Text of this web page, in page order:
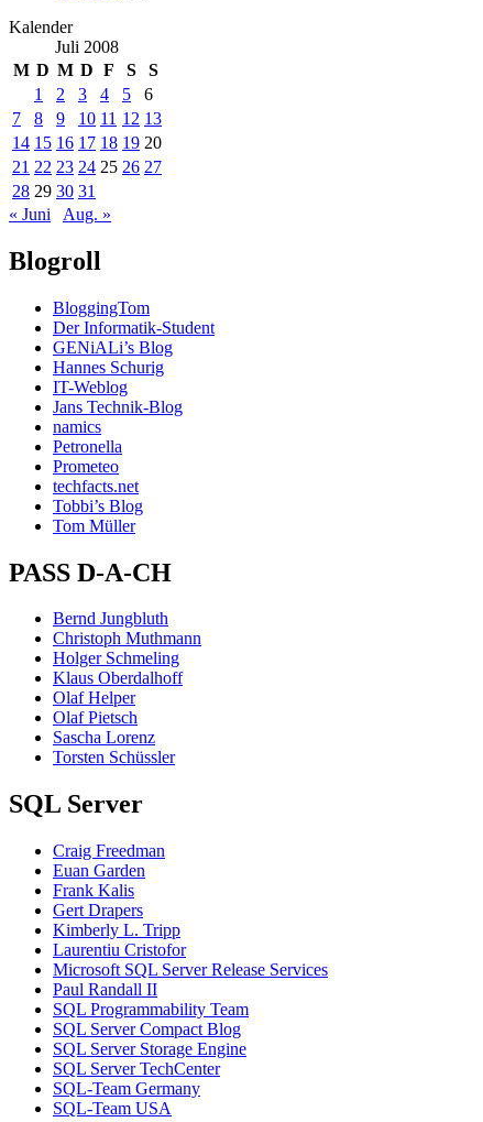
Kalender
Juli 2008
M D M D F S
S
1
2 3 4 5
6
7
8 9 10 11 12 13
14 15 16 17 18 19 20
21 22 23 24 25 26 27
28 29 30 31
« Juni
Aug. »
Blogroll
BloggingTom
Der Informatik-Student
GENiALi’s Blog
Hannes Schurig
IT-Weblog
Jans Technik-Blog
namics
Petronella
Prometeo
techfacts.net
Tobbi’s Blog
Tom Müller
PASS D-A-CH
Bernd Jungbluth
Christoph Muthmann
Holger Schmeling
Klaus Oberdalhoff
Olaf Helper
Olaf Pietsch
Sascha Lorenz
Torsten Schüssler
SQL Server
Craig Freedman
Euan Garden
Frank Kalis
Gert Drapers
Kimberly L. Tripp
Laurentiu Cristofor
Microsoft SQL Server Release Services
Paul Randall II
SQL Programmability Team
SQL Server Compact Blog
SQL Server Storage Engine
SQL Server TechCenter
SQL-Team Germany
SQL-Team USA